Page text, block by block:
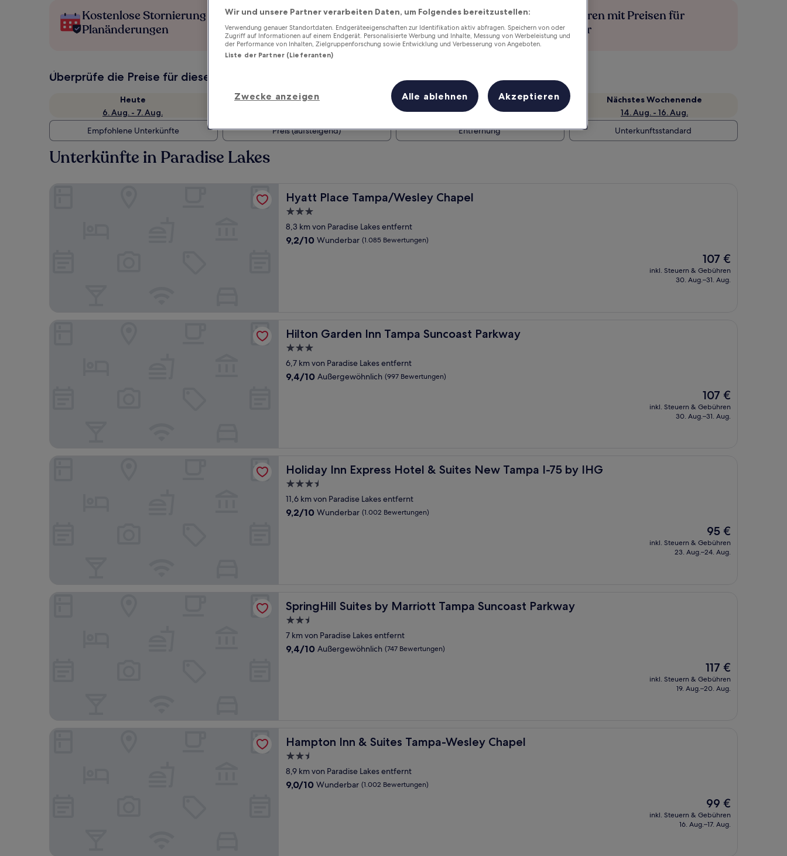
Kostenlose Stornierung bei
Planänderungen
Verdiene Prämien für jede
wahrgenommene Übernachtung
Mehr sparen mit Preisen für
Mitglieder
Überprüfe die Preise für diese Daten
Heute
6. Aug. - 7. Aug.
Morgen
Dieses Wochenende
7. Aug. - 9. Aug.
Nächstes Wochenende
14. Aug. - 16. Aug.
Empfohlene Unterkünfte
Preis (aufsteigend) Entfernung Unterkunftsstandard
Unterkünfte in Paradise Lakes
Hyatt Place Tampa/Wesley Chapel
Hyatt Place Tampa/Wesley Chapel
3.0-
Sterne-
Unterkunft
8,3 km von Paradise Lakes entfernt
9.2
9,2/10 Wunderbar (1.085 Bewertungen)
Der
Preis
beträgt
107 €
inkl. Steuern & Gebühren
30. Aug.–31. Aug.
Hilton Garden Inn Tampa Suncoast Parkway
Hilton Garden Inn Tampa Suncoast Parkway
3.0-
Sterne-
Unterkunft
6,7 km von Paradise Lakes entfernt
9.4
9,4/10 Außergewöhnlich (997 Bewertungen)
Der
Preis
beträgt
107 €
inkl. Steuern & Gebühren
30. Aug.–31. Aug.
Hilton Garden Inn Tampa Suncoast Parkway
Holiday Inn Express Hotel & Suites New Tampa I-75 by IHG
Holiday Inn Express Hotel & Suites New Tampa I-75 by IHG
3.5-
Sterne-
Unterkunft
11,6 km von Paradise Lakes entfernt
9.2
9,2/10 Wunderbar (1.002 Bewertungen)
Der
Preis
beträgt
95 €
inkl. Steuern & Gebühren
23. Aug.–24. Aug.
Holiday Inn Express Hotel & Suites New Tampa I-75 by IHG
SpringHill Suites by Marriott Tampa Suncoast Parkway
SpringHill Suites by Marriott Tampa Suncoast Parkway
2.5-
Sterne-
Unterkunft
7 km von Paradise Lakes entfernt
9.4
9,4/10 Außergewöhnlich (747 Bewertungen)
Der
Preis
beträgt
117 €
inkl. Steuern & Gebühren
19. Aug.–20. Aug.
SpringHill Suites by Marriott Tampa Suncoast Parkway
Hampton Inn & Suites Tampa-Wesley Chapel
Hampton Inn & Suites Tampa-Wesley Chapel
2.5-
Sterne-
Unterkunft
8,9 km von Paradise Lakes entfernt
9.0
9,0/10 Wunderbar (1.002 Bewertungen)
Der
Preis
beträgt
99 €
inkl. Steuern & Gebühren
16. Aug.–17. Aug.
Wir und unsere Partner verarbeiten Daten, um Folgendes bereitzustellen:
Verwendung genauer Standortdaten. Endgeräteeigenschaften zur Identifikation aktiv abfragen. Speichern von oder
Zugriff auf Informationen auf einem Endgerät. Personalisierte Werbung und Inhalte, Messung von Werbeleistung und
der Performance von Inhalten, Zielgruppenforschung sowie Entwicklung und Verbesserung von Angeboten.
Liste der Partner (Lieferanten)
Zwecke anzeigen Alle ablehnen Akzeptieren